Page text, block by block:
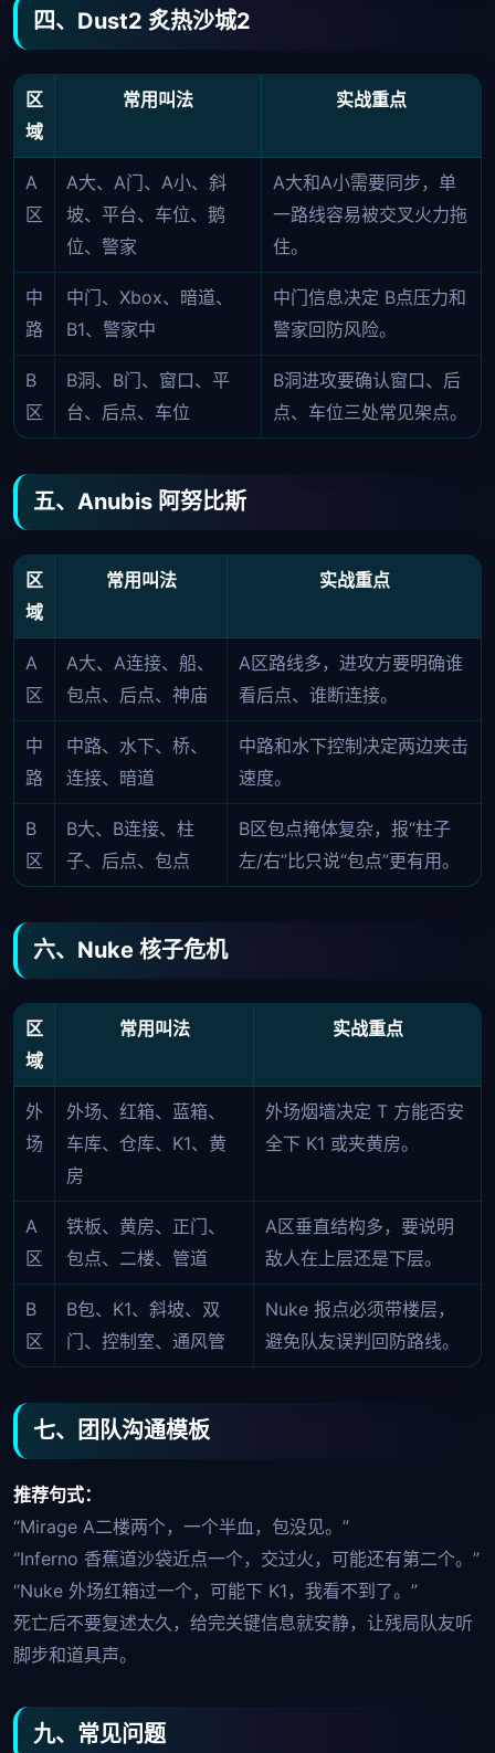
四、Dust2 炙热沙城2
区
域
常用叫法 实战重点
A
区
A大、A门、A小、斜
坡、平台、车位、鹅
位、警家
A大和A小需要同步，单
一路线容易被交叉火力拖
住。
中
路
中门、Xbox、暗道、
B1、警家中
中门信息决定 B点压力和
警家回防风险。
B
区
B洞、B门、窗口、平
台、后点、车位
B洞进攻要确认窗口、后
点、车位三处常见架点。
五、Anubis 阿努比斯
区
域
常用叫法 实战重点
A
区
A大、A连接、船、
包点、后点、神庙
A区路线多，进攻方要明确谁
看后点、谁断连接。
中
路
中路、水下、桥、
连接、暗道
中路和水下控制决定两边夹击
速度。
B
区
B大、B连接、柱
子、后点、包点
B区包点掩体复杂，报“柱子
左/右”比只说“包点”更有用。
六、Nuke 核子危机
区
域
常用叫法 实战重点
外
场
外场、红箱、蓝箱、
车库、仓库、K1、黄
房
外场烟墙决定 T 方能否安
全下 K1 或夹黄房。
A
区
铁板、黄房、正门、
包点、二楼、管道
A区垂直结构多，要说明
敌人在上层还是下层。
B
区
B包、K1、斜坡、双
门、控制室、通风管
Nuke 报点必须带楼层，
避免队友误判回防路线。
七、团队沟通模板
推荐句式：
“Mirage A二楼两个，一个半血，包没见。”
“Inferno 香蕉道沙袋近点一个，交过火，可能还有第二个。”
“Nuke 外场红箱过一个，可能下 K1，我看不到了。”
死亡后不要复述太久，给完关键信息就安静，让残局队友听
脚步和道具声。
九、常见问题